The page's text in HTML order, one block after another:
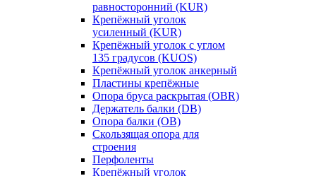
равносторонний (KUR)
Крепёжный уголок
усиленный (KUR)
Крепёжный уголок с углом
135 градусов (KUOS)
Крепёжный уголок анкерный
Пластины крепёжные
Опора бруса раскрытая (OBR)
Держатель балки (DB)
Опора балки (ОВ)
Скользящая опора для
строения
Перфоленты
Крепёжный уголок